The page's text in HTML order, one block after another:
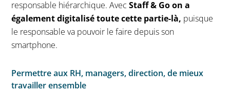
responsable hiérarchique. AvecStaff & Go on a
également digitalisé toute cette partie-là, puisque
le responsable va pouvoir le faire depuis son
smartphone.
Permettre aux RH, managers, direction, de mieux
travailler ensemble